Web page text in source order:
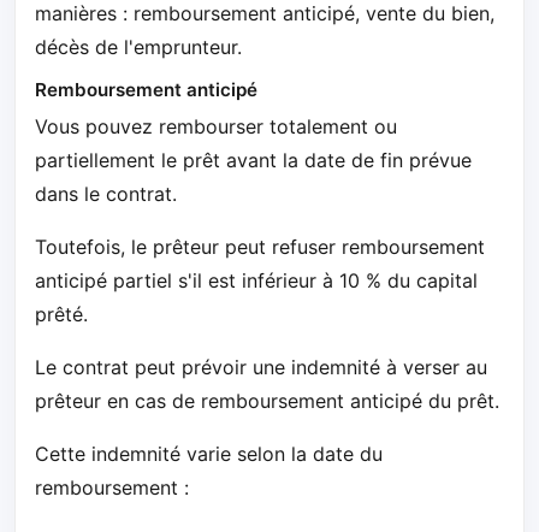
manières : remboursement anticipé, vente du bien,
décès de l'emprunteur.
Remboursement anticipé
Vous pouvez rembourser totalement ou
partiellement le prêt avant la date de fin prévue
dans le contrat.
Toutefois, le prêteur peut refuser remboursement
anticipé partiel s'il est inférieur à 10 % du capital
prêté.
Le contrat peut prévoir une indemnité à verser au
prêteur en cas de remboursement anticipé du prêt.
Cette indemnité varie selon la date du
remboursement :